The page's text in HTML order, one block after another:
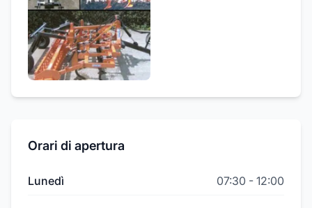
Orari di apertura
Lunedì 07:30 - 12:00